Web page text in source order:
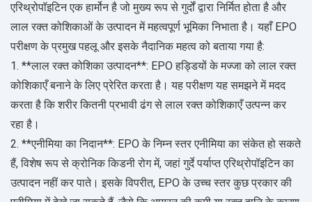
एरिथ्रोपॉइटिन एक हार्मोन है जो मुख्य रूप से गुर्दों द्वारा निर्मित होता है और
लाल रक्त कोशिकाओं के उत्पादन में महत्वपूर्ण भूमिका निभाता है। यहाँ EPO
परीक्षण के प्रमुख पहलू और इसके नैदानिक महत्व को बताया गया है:
1. **लाल रक्त कोशिका उत्पादन**: EPO हड्डियों के मज्जा को लाल रक्त
कोशिकाएँ बनाने के लिए प्रेरित करता है। यह परीक्षण यह समझने में मदद
करता है कि शरीर कितनी प्रभावी ढंग से लाल रक्त कोशिकाएँ उत्पन्न कर
रहा है।
2. **एनीमिया का निदान**: EPO के निम्न स्तर एनीमिया का संकेत हो सकते
हैं, विशेष रूप से क्रोनिक किडनी रोग में, जहां गुर्दे पर्याप्त एरिथ्रोपॉइटिन का
उत्पादन नहीं कर पाते। इसके विपरीत, EPO के उच्च स्तर कुछ प्रकार की